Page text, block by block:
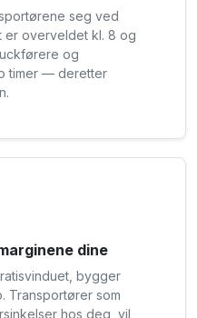
seg ved
er overveldet kl. 8 og
og
timer — deretter
dine
bygger
Transportører som
hos deg, vil